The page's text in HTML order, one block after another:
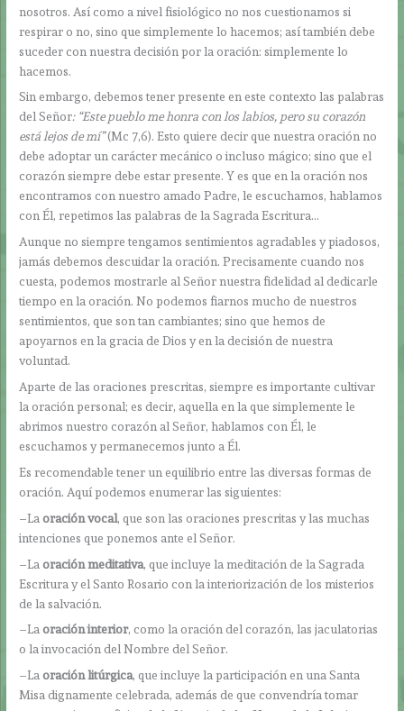
nosotros. Así como a nivel fisiológico no nos cuestionamos si
respirar o no, sino que simplemente lo hacemos; así también debe
suceder con nuestra decisión por la oración: simplemente lo
hacemos.
Sin embargo, debemos tener presente en este contexto las palabras
del Señor: “Este pueblo me honra con los labios, pero su corazón
está lejos de mí”(Mc 7,6). Esto quiere decir que nuestra oración no
debe adoptar un carácter mecánico o incluso mágico; sino que el
corazón siempre debe estar presente. Y es que en la oración nos
encontramos con nuestro amado Padre, le escuchamos, hablamos
con Él, repetimos las palabras de la Sagrada Escritura…
Aunque no siempre tengamos sentimientos agradables y piadosos,
jamás debemos descuidar la oración. Precisamente cuando nos
cuesta, podemos mostrarle al Señor nuestra fidelidad al dedicarle
tiempo en la oración. No podemos fiarnos mucho de nuestros
sentimientos, que son tan cambiantes; sino que hemos de
apoyarnos en la gracia de Dios y en la decisión de nuestra
voluntad.
Aparte de las oraciones prescritas, siempre es importante cultivar
la oración personal; es decir, aquella en la que simplemente le
abrimos nuestro corazón al Señor, hablamos con Él, le
escuchamos y permanecemos junto a Él.
Es recomendable tener un equilibrio entre las diversas formas de
oración. Aquí podemos enumerar las siguientes:
–Laoración vocal, que son las oraciones prescritas y las muchas
intenciones que ponemos ante el Señor.
–Laoración meditativa, que incluye la meditación de la Sagrada
Escritura y el Santo Rosario con la interiorización de los misterios
de la salvación.
­–Laoración interior, como la oración del corazón, las jaculatorias
o la invocación del Nombre del Señor.
–Laoración litúrgica, que incluye la participación en una Santa
Misa dignamente celebrada, además de que convendría tomar